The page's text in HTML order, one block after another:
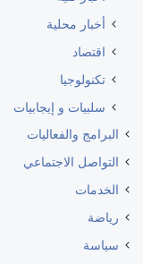
أخبار محلية
اقتصاد
تكنولوجيا
سلبيات و إيجابيات
البرامج والفعاليات
التواصل الاجتماعي
الخدمات
رياضة
سياسة